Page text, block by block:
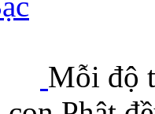
Mỗi độ